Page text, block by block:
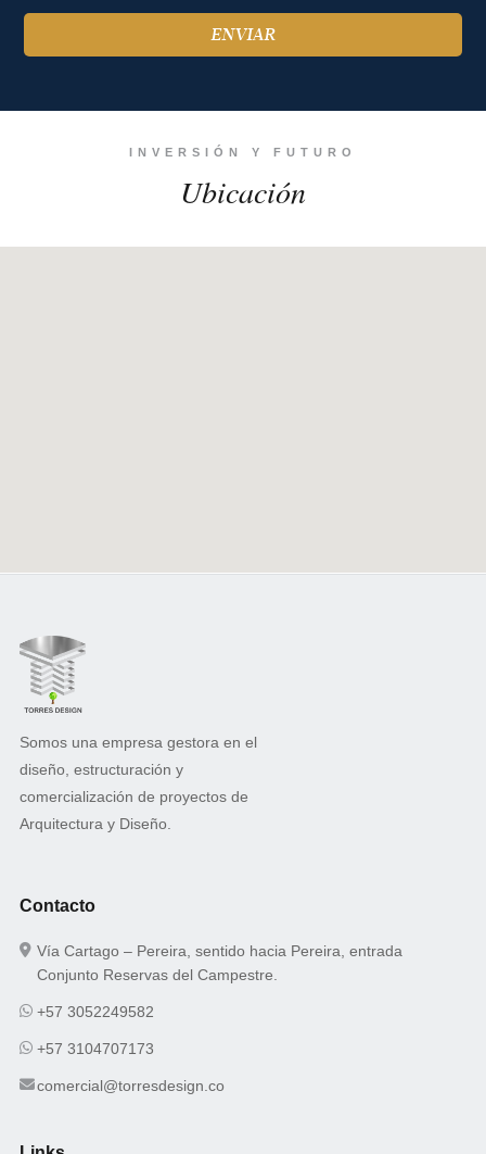
ENVIAR
INVERSIÓN Y FUTURO
Ubicación
Somos una empresa gestora en el
diseño, estructuración y
comercialización de proyectos de
Arquitectura y Diseño.
Contacto
Vía Cartago – Pereira, sentido hacia Pereira, entrada
Conjunto Reservas del Campestre.
+57 3052249582
+57 3104707173
comercial@torresdesign.co